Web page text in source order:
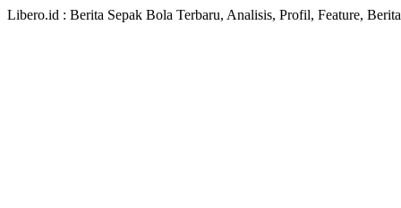
Libero.id : Berita Sepak Bola Terbaru, Analisis, Profil, Feature,